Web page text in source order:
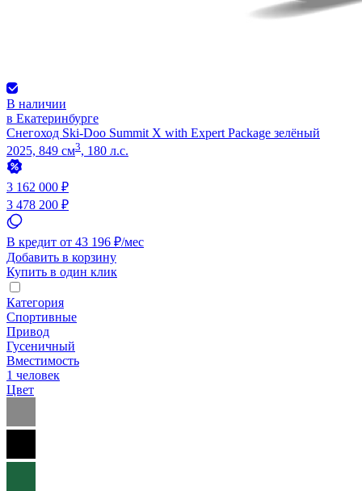
В наличии
в Екатеринбурге
Снегоход Ski-Doo Summit X with Expert Package зелёный
2025, 849 см3, 180 л.с.
3 162 000 ₽
3 478 200 ₽
В кредит от 43 196 ₽/мес
Добавить в корзину
Купить в один клик
Категория
Спортивные
Привод
Гусеничный
Вместимость
1 человек
Цвет